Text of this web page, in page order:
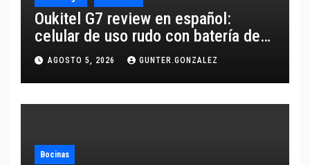
Oukitel G7 review en español:
celular de uso rudo con batería de
10,600 mAh
AGOSTO 5, 2026 GUNTER.GONZALEZ
Bocinas